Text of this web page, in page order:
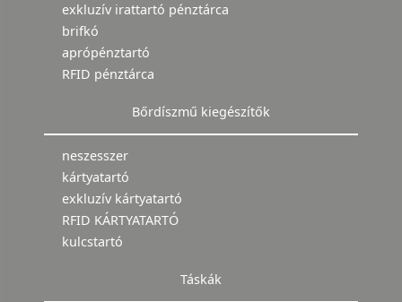
exkluzív irattartó pénztárca
brifkó
aprópénztartó
RFID pénztárca
Bőrdíszmű kiegészítők
neszesszer
kártyatartó
exkluzív kártyatartó
RFID KÁRTYATARTÓ
kulcstartó
Táskák